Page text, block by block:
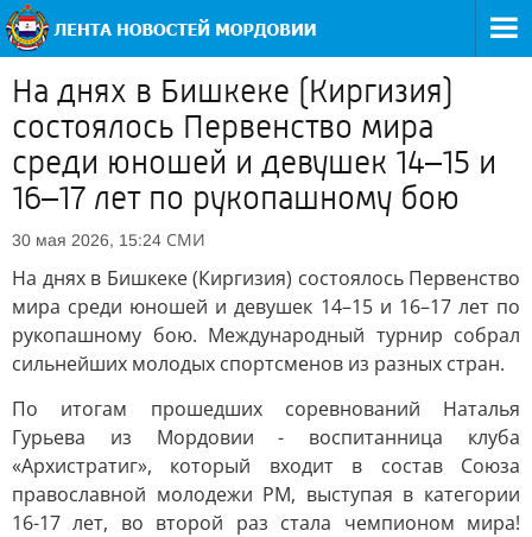
На днях в Бишкеке (Киргизия)
состоялось Первенство мира
среди юношей и девушек 14–15 и
16–17 лет по рукопашному бою
30 мая 2026, 15:24 СМИ
На днях в Бишкеке (Киргизия) состоялось Первенство
мира среди юношей и девушек 14–15 и 16–17 лет по
рукопашному бою. Международный турнир собрал
сильнейших молодых спортсменов из разных стран.
По итогам прошедших соревнований Наталья
Гурьева из Мордовии - воспитанница клуба
«Архистратиг», который входит в состав Союза
православной молодежи РМ, выступая в категории
16-17 лет, во второй раз стала чемпионом мира!